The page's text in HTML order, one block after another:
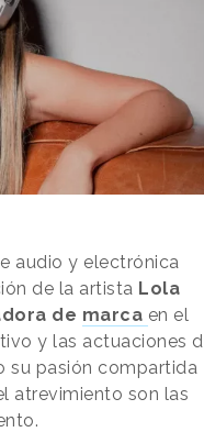
audio y electrónica
de la artista Lola
de marca en el
y las actuaciones
su pasión compartida
atrevimiento son las